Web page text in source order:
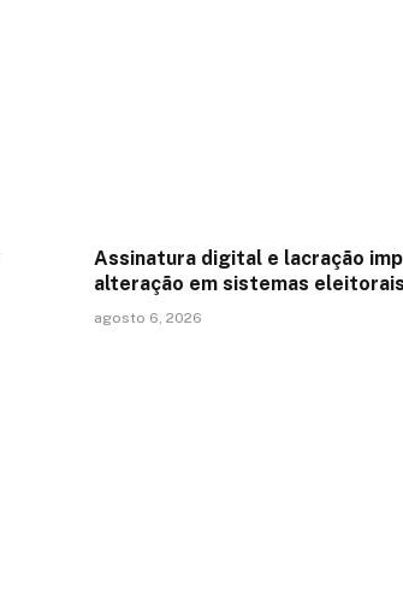
Assinatura digital e lacração
alteração em sistemas eleitorais
agosto 6, 2026